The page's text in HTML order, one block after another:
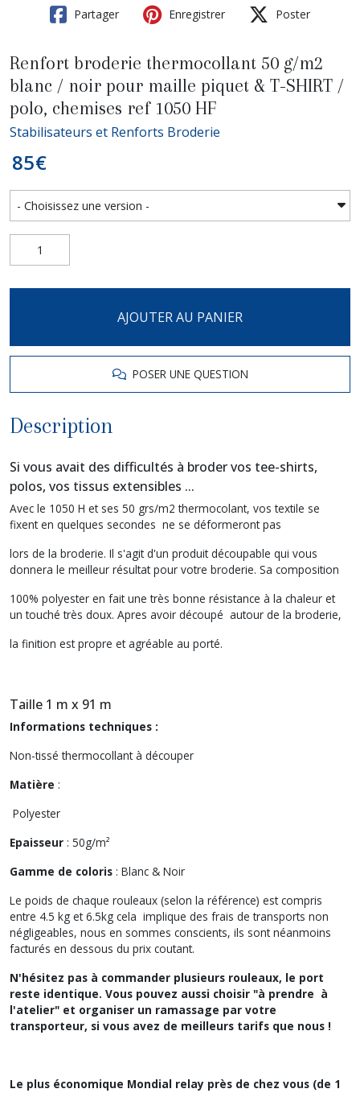
Partager Enregistrer Poster
Renfort broderie thermocollant 50 g/m2
blanc / noir pour maille piquet & T-SHIRT /
polo, chemises ref 1050 HF
Stabilisateurs et Renforts Broderie
85€
AJOUTER AU PANIER
POSER UNE QUESTION
Description
Si vous avait des difficultés à broder vos tee-shirts,
polos, vos tissus extensibles ...
Avec le 1050 H et ses 50 grs/m2 thermocolant, vos textile se
fixent en quelques secondes ne se déformeront pas
lors de la broderie. Il s'agit d'un produit découpable qui vous
donnera le meilleur résultat pour votre broderie. Sa composition
100% polyester en fait une très bonne résistance à la chaleur et
un touché très doux. Apres avoir découpé autour de la broderie,
la finition est propre et agréable au porté.
Taille 1 m x 91 m
Informations techniques :
Non-tissé thermocollant à découper
Matière :
Polyester
Epaisseur : 50g/m²
Gamme de coloris : Blanc & Noir
Le poids de chaque rouleaux (selon la référence) est compris
entre 4.5 kg et 6.5kg cela implique des frais de transports non
négligeables, nous en sommes conscients, ils sont néanmoins
facturés en dessous du prix coutant.
N'hésitez pas à commander plusieurs rouleaux, le port
reste identique. Vous pouvez aussi choisir "à prendre à
l'atelier" et organiser un ramassage par votre
transporteur, si vous avez de meilleurs tarifs que nous !
Le plus économique Mondial relay près de chez vous (de 1